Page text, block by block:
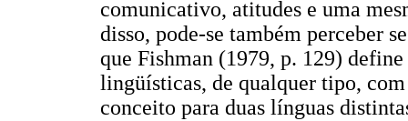
comunicativo, atitudes e uma
disso, pode-se também perceber
que Fishman (1979, p. 129)
lingüísticas, de qualquer tipo,
conceito para duas línguas